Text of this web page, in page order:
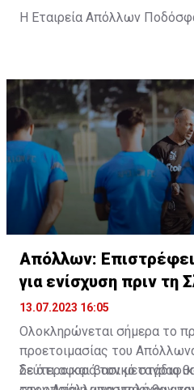
Η Εταιρεία Απόλλων
εξετάσεις στις οποίες
Απόλλων:
για ενίσχυση πριν τη
13.07.2023 16:05
Ολοκληρώνεται σήμερα το
προετοιμασίας του
δεύτερο και βασικό στάδιο
Σε ότι αφορά τον